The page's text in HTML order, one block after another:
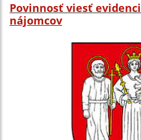
Povinnosť viesť
nájomcov